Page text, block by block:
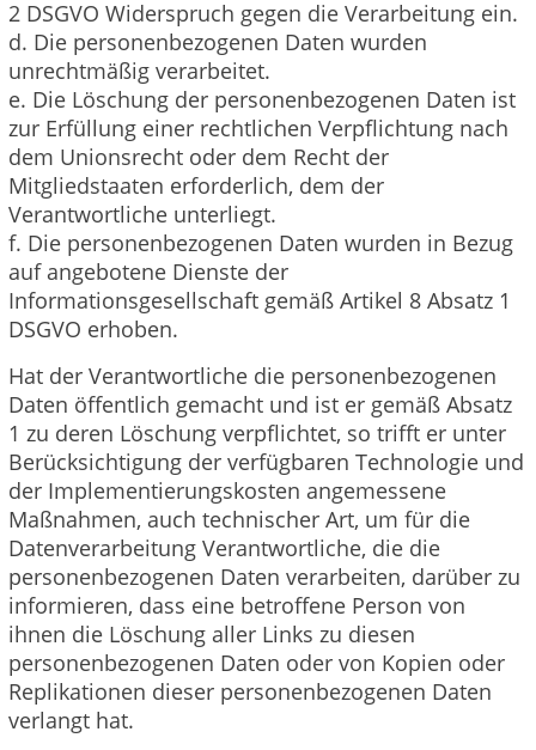
2 DSGVO Widerspruch gegen die Verarbeitung ein.
d. Die personenbezogenen Daten wurden
unrechtmäßig verarbeitet.
e. Die Löschung der personenbezogenen Daten ist
zur Erfüllung einer rechtlichen Verpflichtung nach
dem Unionsrecht oder dem Recht der
Mitgliedstaaten erforderlich, dem der
Verantwortliche unterliegt.
f. Die personenbezogenen Daten wurden in Bezug
auf angebotene Dienste der
Informationsgesellschaft gemäß Artikel 8 Absatz 1
DSGVO erhoben.
Hat der Verantwortliche die personenbezogenen
Daten öffentlich gemacht und ist er gemäß Absatz
1 zu deren Löschung verpflichtet, so trifft er unter
Berücksichtigung der verfügbaren Technologie und
der Implementierungskosten angemessene
Maßnahmen, auch technischer Art, um für die
Datenverarbeitung Verantwortliche, die die
personenbezogenen Daten verarbeiten, darüber zu
informieren, dass eine betroffene Person von
ihnen die Löschung aller Links zu diesen
personenbezogenen Daten oder von Kopien oder
Replikationen dieser personenbezogenen Daten
verlangt hat.